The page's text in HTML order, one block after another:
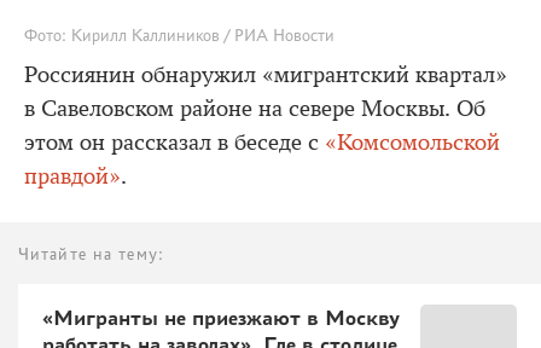
Фото: Кирилл Каллиников / РИА Новости
Россиянин обнаружил «мигрантский квартал»
в Савеловском районе на севере Москвы. Об
этом он рассказал в беседе с «Комсомольской
правдой».
Читайте на тему:
«Мигранты не приезжают в Москву